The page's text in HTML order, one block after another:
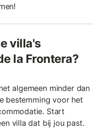
villa's
la Frontera?
algemeen minder dan
bestemming voor het
Start
villa dat bij jou past.